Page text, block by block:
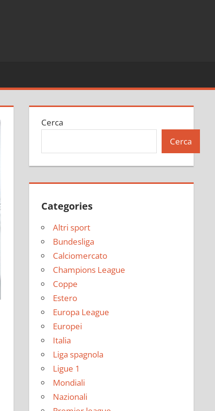
Cerca
Cerca
Categories
Altri sport
Bundesliga
Calciomercato
Champions League
Coppe
Estero
Europa League
Europei
Italia
Liga spagnola
Ligue 1
Mondiali
Nazionali